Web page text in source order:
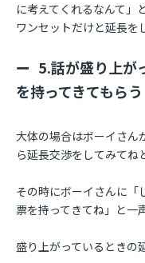
に考えてくれるなんて」
ワンセットだけと延長を
5.話が盛り上が
を持ってきてもらう
大体の場合はボーイさん
ら延長交渉をしてみてね
その時にボーイさんに「
票を持ってきてね」と一
盛り上がっているときの